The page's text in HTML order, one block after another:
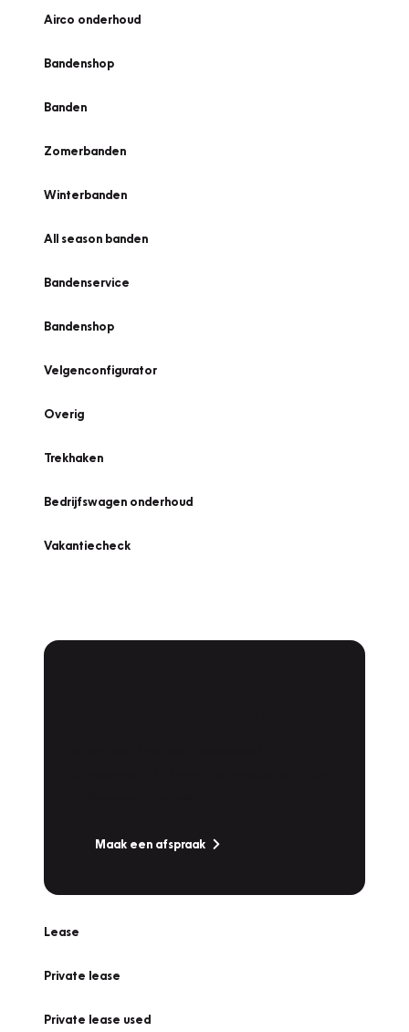
Airco onderhoud
Bandenshop
Banden
Zomerbanden
Winterbanden
All season banden
Bandenservice
Bandenshop
Velgenconfigurator
Overig
Trekhaken
Bedrijfswagen onderhoud
Vakantiecheck
Maak een afspraak
Lease
Private lease
Private lease used